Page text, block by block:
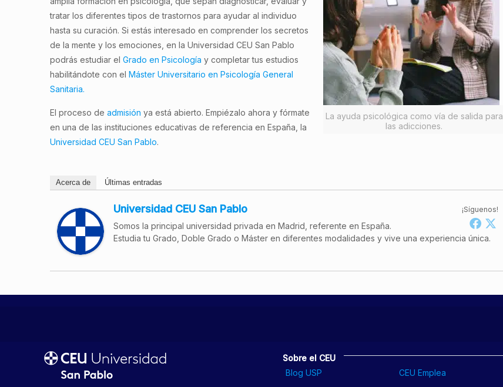
La ayuda psicológica como vía de salida para
las adicciones.
tratar los diferentes tipos de trastornos para ayudar al individuo
hasta su curación. Si estás interesado en comprender los secretos
de la mente y los emociones, en la Universidad CEU San Pablo
podrás estudiar elGrado en Psicología y completar tus estudios
habilitándote con elMáster Universitario en Psicología General
Sanitaria.
El proceso deadmisión ya está abierto. Empiézalo ahora y fórmate
en una de las instituciones educativas de referencia en España, la
Universidad CEU San Pablo.
Acerca de Últimas entradas
¡Síguenos!
Universidad CEU San Pablo
Somos la principal universidad privada en Madrid, referente en España.
Estudia tu Grado, Doble Grado o Máster en diferentes modalidades y vive una experiencia única.
Sobre el CEU
Blog USP
CEU Emplea